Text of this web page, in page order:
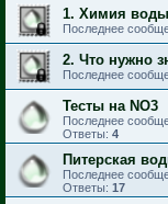
1. Химия воды
Последнее
2. Что нужно
Последнее
Тесты на NO3
Последнее
Ответы: 4
Питерская
Последнее
Ответы: 17